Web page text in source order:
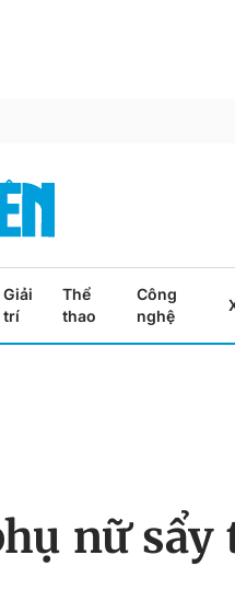
Giải
trí
Thể
thao
Công
nghệ
nữ